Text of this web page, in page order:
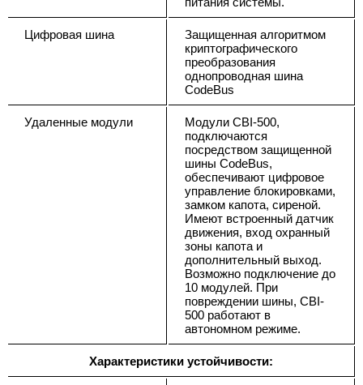
Цифровая шина
Защищенная алгоритмом
криптографического
преобразования
однопроводная шина
CodeBus
Удаленные модули
Модули CBI-500,
подключаются
посредством защищенной
шины CodeBus,
обеспечивают цифровое
управление блокировками,
замком капота, сиреной.
Имеют встроенный датчик
движения, вход охранный
зоны капота и
дополнительный выход.
Возможно подключение до
10 модулей. При
повреждении шины, CBI-
500 работают в
автономном режиме.
Характеристики устойчивости: